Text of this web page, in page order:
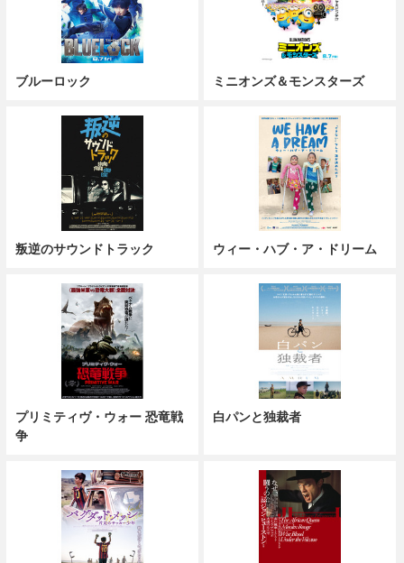
ブルーロック ミニオンズ＆モンスターズ
叛逆のサウンドトラック ウィー・ハブ・ア・ドリーム
プリミティヴ・ウォー 恐竜戦
争
白パンと独裁者